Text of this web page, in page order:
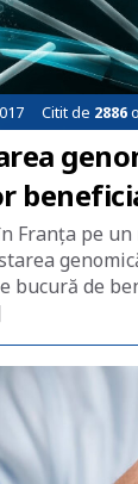
Citit de 2886
Franța pe
bucură de